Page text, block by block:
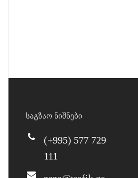
საგზაო ნიშნები
(+995) 577 729
111